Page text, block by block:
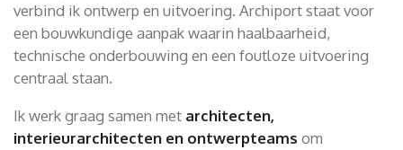
verbind ik ontwerp en uitvoering. Archiport staat voor
een bouwkundige aanpak waarin haalbaarheid,
technische onderbouwing en een foutloze uitvoering
centraal staan.
Ik werk graag samen met architecten,
interieurarchitecten en ontwerpteams om